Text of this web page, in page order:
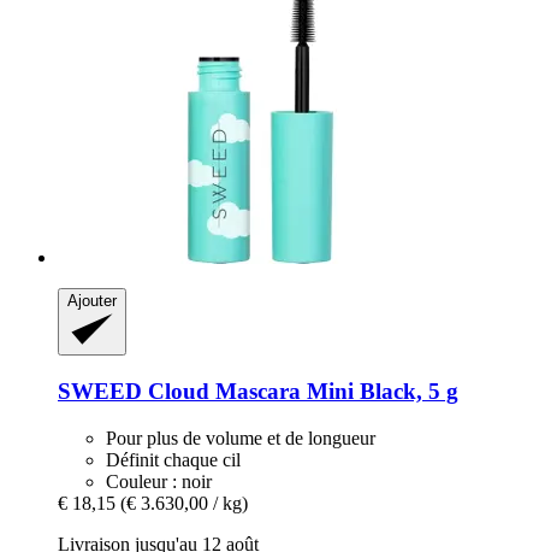
Ajouter
SWEED Cloud Mascara Mini Black, 5 g
Pour plus de volume et de longueur
Définit chaque cil
Couleur : noir
€ 18,15 (€ 3.630,00 / kg)
Livraison jusqu'au 12 août